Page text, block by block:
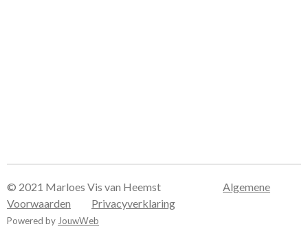
© 2021 Marloes Vis van Heemst Algemene
Voorwaarden
Privacyverklaring
Powered by JouwWeb